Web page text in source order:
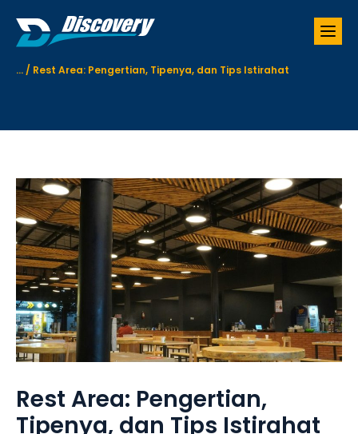
... / Rest Area: Pengertian, Tipenya, dan Tips Istirahat
Rest Area: Pengertian,
Tipenya, dan Tips Istirahat